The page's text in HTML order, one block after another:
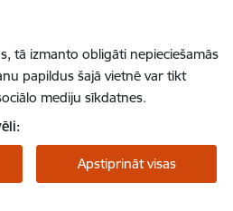
tā izmanto obligāti nepieciešamās
papildus šajā vietnē var tikt
mediju sīkdatnes.
Apstiprināt visas